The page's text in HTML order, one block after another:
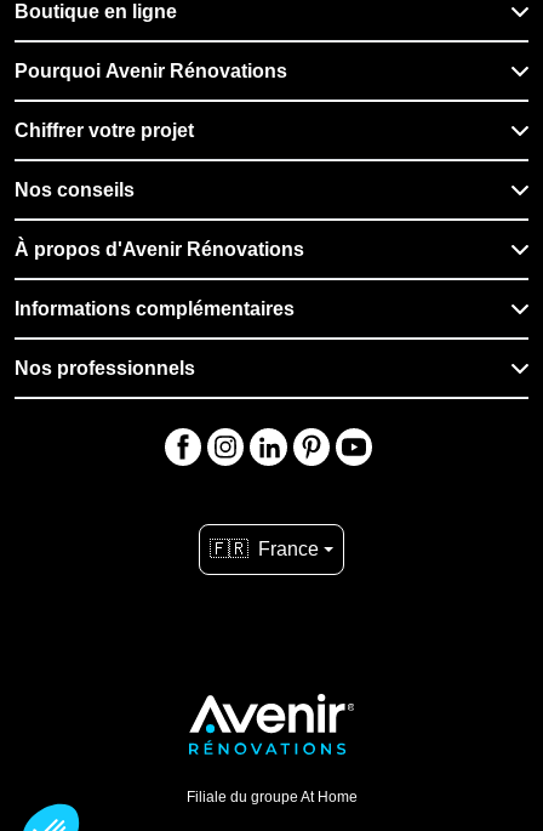
Boutique en ligne
Pourquoi Avenir Rénovations
Chiffrer votre projet
Nos conseils
À propos d'Avenir Rénovations
Informations complémentaires
Nos professionnels
🇫🇷 France
Filiale du groupe At Home